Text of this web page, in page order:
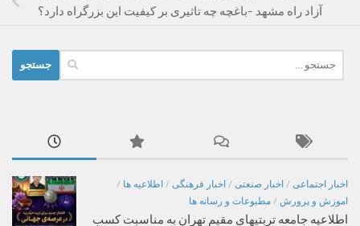
آزاد راه مشهد -باغچه چه تاثیری بر کیفیت این بزرگراه دارد؟
برای:
اخبار اجتماعی / اخبار صنعتی / اخبار فرهنگی / اطلاعیه ها /
اموزش و پرورش / مطبوعات و رسانه ها
اطلاعیه جامعه تربتیهای مقیم تهران به مناسبت کسب